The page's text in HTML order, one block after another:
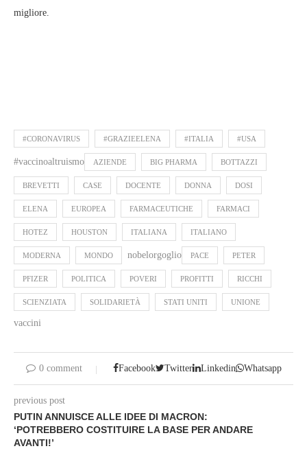
migliore.
#CORONAVIRUS #GRAZIEELENA #ITALIA #USA
#vaccinoaltruismo AZIENDE BIG PHARMA BOTTAZZI
BREVETTI CASE DOCENTE DONNA DOSI
ELENA EUROPEA FARMACEUTICHE FARMACI
HOTEZ HOUSTON ITALIANA ITALIANO
MODERNA MONDO nobelorgoglio PACE PETER
PFIZER POLITICA POVERI PROFITTI RICCHI
SCIENZIATA SOLIDARIETÀ STATI UNITI UNIONE
vaccini
0 comment Facebook Twitter Linkedin Whatsapp
previous post
PUTIN ANNUISCE ALLE IDEE DI MACRON:
‘POTREBBERO COSTITUIRE LA BASE PER ANDARE
AVANTI!’